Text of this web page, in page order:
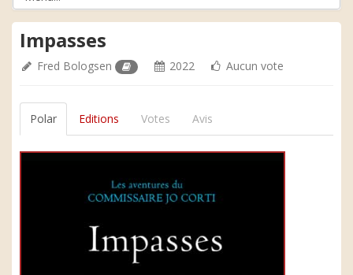
Impasses
Fred Bologsen 2022 Aucun vote
Polar Editions Votes Avis